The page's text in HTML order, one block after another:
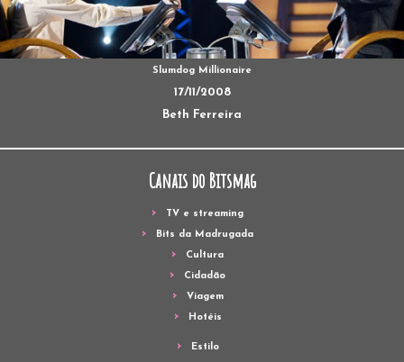
Slumdog Millionaire
17/11/2008
Beth Ferreira
Canais do Bitsmag
TV e streaming
Bits da Madrugada
Cultura
Cidadão
Viagem
Hotéis
Estilo